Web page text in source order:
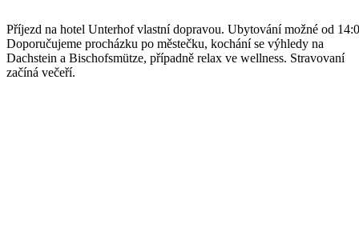
Příjezd na hotel Unterhof vlastní dopravou. Ubytování možné od
Doporučujeme procházku po městečku, kochání se výhledy na
Dachstein a Bischofsmütze, případně relax ve wellness. Stravovaní
začíná večeří.